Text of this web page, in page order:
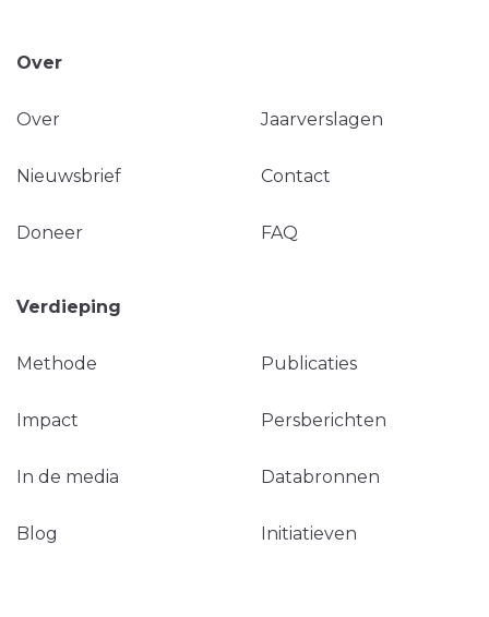
Over
Over Jaarverslagen
Nieuwsbrief Contact
Doneer FAQ
Verdieping
Methode Publicaties
Impact Persberichten
In de media Databronnen
Blog Initiatieven